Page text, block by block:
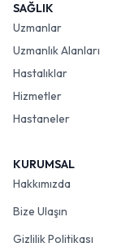
SAĞLIK
Uzmanlar
Uzmanlık Alanları
Hastalıklar
Hizmetler
Hastaneler
KURUMSAL
Hakkımızda
Bize Ulaşın
Gizlilik Politikası